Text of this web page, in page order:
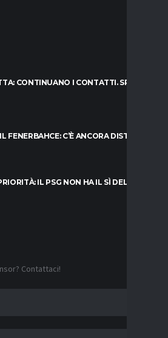
CONTINUANO I CONTATTI. SPUNTA
FENERBAHCE: C’È ANCORA DISTANZA
IL PSG NON HA IL SÌ DEL PARMA
Contattaci!